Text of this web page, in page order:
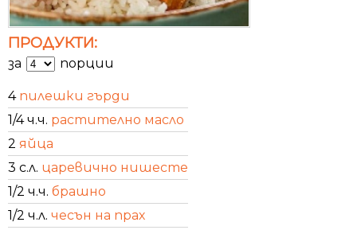
ПРОДУКТИ:
за порции
4 пилешки гърди
1/4 ч.ч. растително масло
2 яйца
3 с.л. царевично нишесте
1/2 ч.ч. брашно
1/2 ч.л. чесън на прах